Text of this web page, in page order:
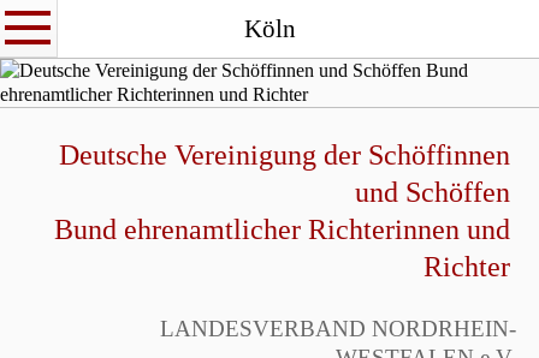
Köln
Deutsche Vereinigung der Schöffinnen
und Schöffen
Bund ehrenamtlicher Richterinnen und
Richter
LANDESVERBAND NORDRHEIN-